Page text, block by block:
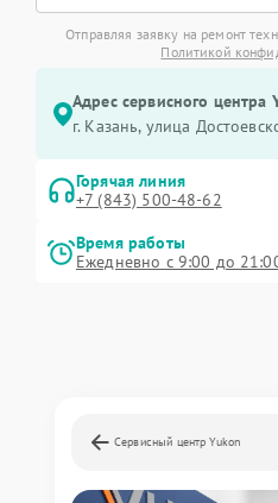
Отправляя заявку на ремонт
Политикой
Адрес сервисного центра
г. Казань, улица
Горячая линия
+7 (843) 500-48-62
Время работы
Ежедневно с 9:00 до
Сервисный центр Yukon